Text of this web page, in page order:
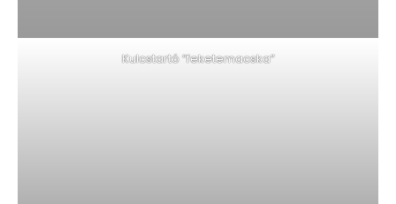
Kulcstartó “feketemacska”